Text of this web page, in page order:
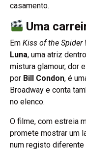
casamento.
Uma
Em Kiss of the Spider
Luna, uma atriz
mistura glamour, dor
por Bill Condon, é
Broadway e conta
no elenco.
O filme, com estreia
promete mostrar um
num registo